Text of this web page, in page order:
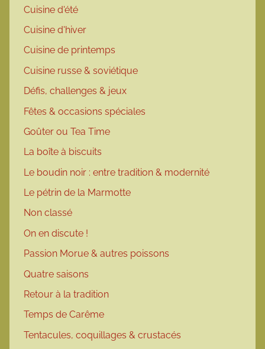
Cuisine d'été
Cuisine d'hiver
Cuisine de printemps
Cuisine russe & soviétique
Défis, challenges & jeux
Fêtes & occasions spéciales
Goûter ou Tea Time
La boîte à biscuits
Le boudin noir : entre tradition & modernité
Le pétrin de la Marmotte
Non classé
On en discute !
Passion Morue & autres poissons
Quatre saisons
Retour à la tradition
Temps de Carême
Tentacules, coquillages & crustacés